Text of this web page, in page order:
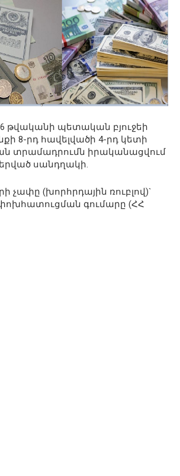
թվականի պետական բյուջեի
8-րդ հավելվածի 4-րդ կետի
տրամադրումն իրականացվում
սանդղակի.
չափը (խորհրդային ռուբլով)`
գումարը (ՀՀ